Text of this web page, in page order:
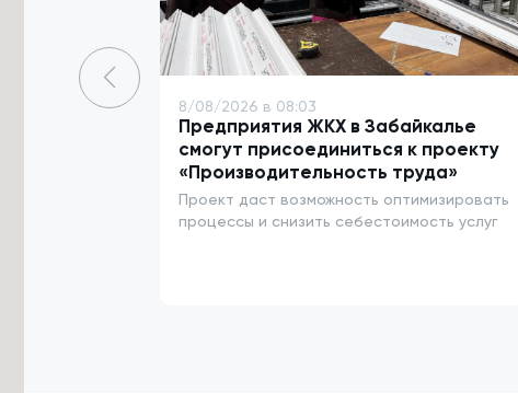
Крупнейшая солнечная
электростанция России начала
работу в Забайкалье
7/08/2026 в 18:08
Исторические улицы Читы
благоустроят за 1,5 млрд рублей до
2029 года
7/08/2026 в 17:43
Аграриям Забайкалья нужно
8/08/2026 в 08:03
Предприятия ЖКХ в Забайкалье
смогут присоединиться к проекту
«Производительность труда»
Проект даст возможность оптимизировать
процессы и снизить себестоимость услуг